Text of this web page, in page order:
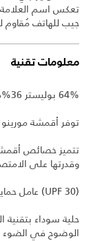
تعكس اسم العلامة
جيب للهاتف مُقاوم
معلومات تقنية
64% بوليستر 36%ميرينو
توفر أقمشة مورينو
تتميز خصائص
وقدرتها على
(UPF 30) عامل حماية من الشمس
حلية سوداء بتقنية
الوضوح في